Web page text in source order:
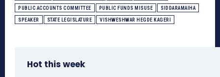
PUBLIC ACCOUNTS COMMITTEE PUBLIC FUNDS MISUSE SIDDARAMAIHA
SPEAKER STATE LEGISLATURE VISHWESHWAR HEGDE KAGERI
Hot this week